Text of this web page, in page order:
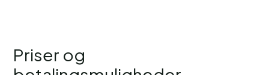
Priser og